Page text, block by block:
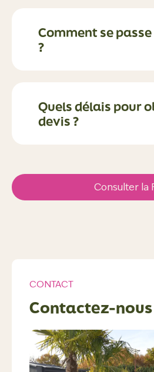
Comment se
?
Quels délais pour
devis ?
Consulter la
CONTACT
Contactez-nous